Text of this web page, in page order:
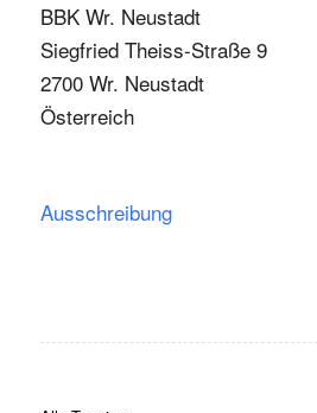
BBK Wr. Neustadt
Siegfried Theiss-Straße 9
2700 Wr. Neustadt
Österreich
Ausschreibung